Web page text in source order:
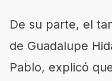
De su parte, el
de Guadalupe
Pablo, explicó